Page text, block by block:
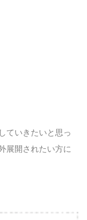
ていきたいと思っ
展開されたい方に